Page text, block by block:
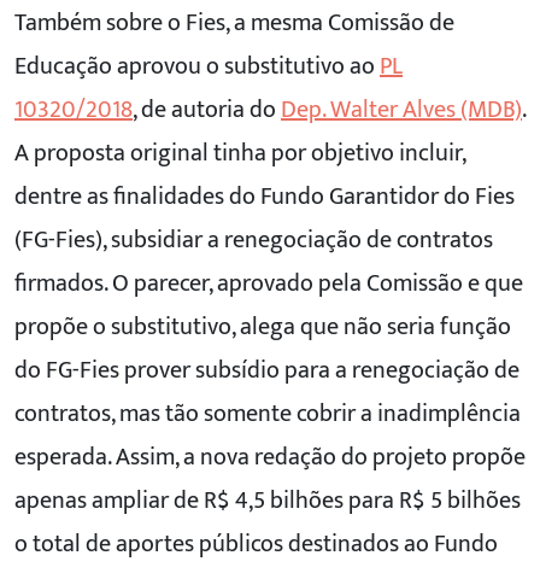
Também sobre o Fies, a mesma Comissão de
Educação aprovou o substitutivo aoPL
10320/2018, de autoria doDep. Walter Alves (MDB).
A proposta original tinha por objetivo incluir,
dentre as finalidades do Fundo Garantidor do Fies
(FG-Fies), subsidiar a renegociação de contratos
firmados. O parecer, aprovado pela Comissão e que
propõe o substitutivo, alega que não seria função
do FG-Fies prover subsídio para a renegociação de
contratos, mas tão somente cobrir a inadimplência
esperada. Assim, a nova redação do projeto propõe
apenas ampliar de R$ 4,5 bilhões para R$ 5 bilhões
o total de aportes públicos destinados ao Fundo